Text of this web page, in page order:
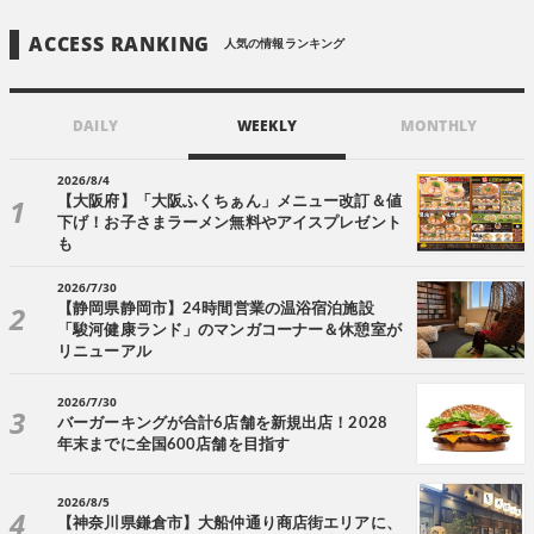
ACCESS RANKING 人気の情報ランキング
DAILY WEEKLY MONTHLY
2026/8/4
【大阪府】「大阪ふくちぁん」メニュー改訂＆値
下げ！お子さまラーメン無料やアイスプレゼント
も
2026/7/30
【静岡県静岡市】24時間営業の温浴宿泊施設
「駿河健康ランド」のマンガコーナー＆休憩室が
リニューアル
2026/7/30
バーガーキングが合計6店舗を新規出店！2028
年末までに全国600店舗を目指す
2026/8/5
【神奈川県鎌倉市】大船仲通り商店街エリアに、